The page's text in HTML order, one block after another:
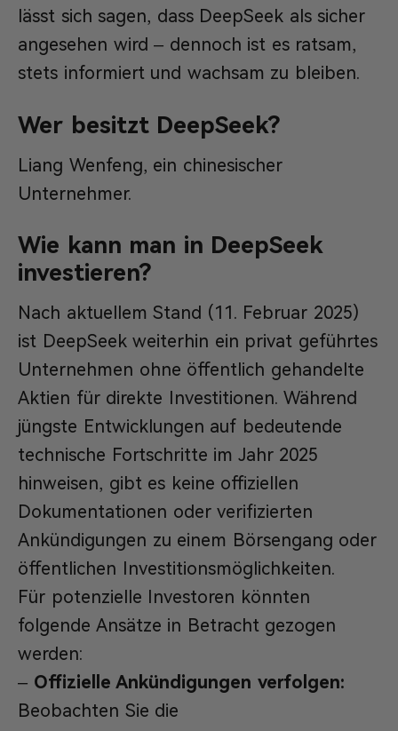
lässt sich sagen, dass DeepSeek als sicher
angesehen wird – dennoch ist es ratsam,
stets informiert und wachsam zu bleiben.
Wer besitzt DeepSeek?
Liang Wenfeng, ein chinesischer
Unternehmer.
Wie kann man in DeepSeek
investieren?
Nach aktuellem Stand (11. Februar 2025)
ist DeepSeek weiterhin ein privat geführtes
Unternehmen ohne öffentlich gehandelte
Aktien für direkte Investitionen. Während
jüngste Entwicklungen auf bedeutende
technische Fortschritte im Jahr 2025
hinweisen, gibt es keine offiziellen
Dokumentationen oder verifizierten
Ankündigungen zu einem Börsengang oder
öffentlichen Investitionsmöglichkeiten.
Für potenzielle Investoren könnten
folgende Ansätze in Betracht gezogen
werden:
– Offizielle Ankündigungen verfolgen:
Beobachten Sie die